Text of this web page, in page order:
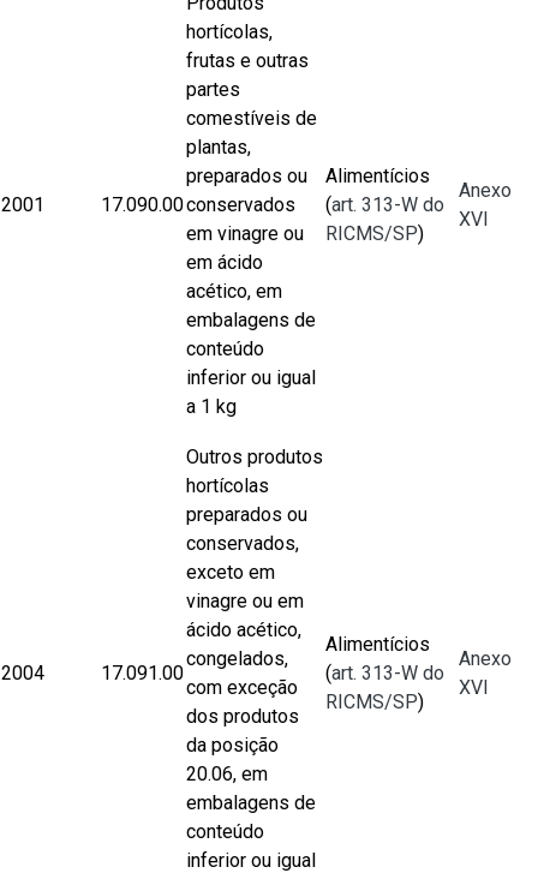
2001 17.090.00
hortícolas,
frutas e outras
partes
comestíveis de
plantas,
preparados ou
conservados
em vinagre ou
em ácido
acético, em
embalagens de
conteúdo
inferior ou igual
a 1 kg
Alimentícios
(art. 313-W do
RICMS/SP)
Anexo
XVI
2004 17.091.00
Outros produtos
hortícolas
preparados ou
conservados,
exceto em
vinagre ou em
ácido acético,
congelados,
com exceção
dos produtos
da posição
20.06, em
embalagens de
conteúdo
inferior ou igual
Alimentícios
(art. 313-W do
RICMS/SP)
Anexo
XVI